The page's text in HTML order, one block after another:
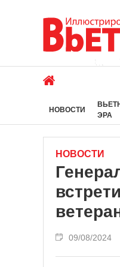
НОВОСТИ
ЭРА
НОВОСТИ
09/08/2024